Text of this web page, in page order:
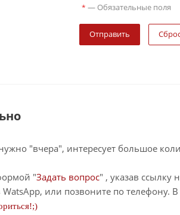
* — Обязательные поля
"вчера", интересует большое
"Задать вопрос" , указав ссылку
или позвоните по